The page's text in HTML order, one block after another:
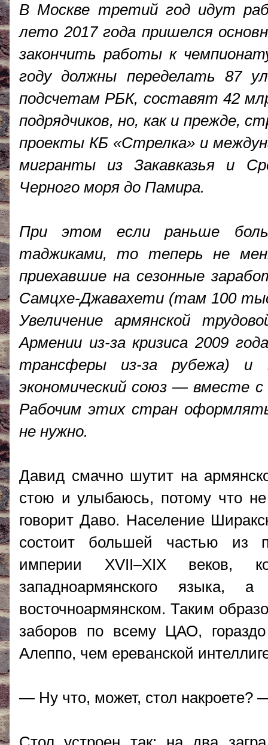
В Москве третий год идут
лето 2017 года пришелся
закончить работы к
году должны переделать 87
подсчетам РБК, составят 42
подрядчиков, но, как и прежде,
проекты КБ «Стрелка» и
мигранты из Закавказья и
Черного моря до Памира.
При этом если раньше
таджиками, то теперь не
приехавшие на сезонные
Самцхе-Джавахети (там 100
Увеличение армянской
Армении из-за кризиса 2009
трансферы из-за рубежа) и
экономический союз — вместе с
Рабочим этих стран
не нужно.
Давид смачно шутит на
стою и улыбаюсь, потому что
говорит Даво. Население
состоит большей частью из
империи XVII–XIX веков,
западноармянского
восточноармянском. Таким
заборов по всему ЦАО,
Алеппо, чем ереванской
— Ну что, может, стол накроете?